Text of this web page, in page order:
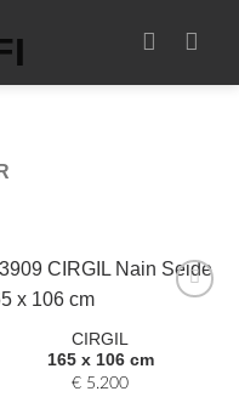
CIRGIL
165 x 106 cm
€ 5.200